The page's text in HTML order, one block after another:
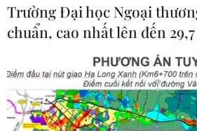
Trường Đại học Ngoại
chuẩn, cao nhất lên đến